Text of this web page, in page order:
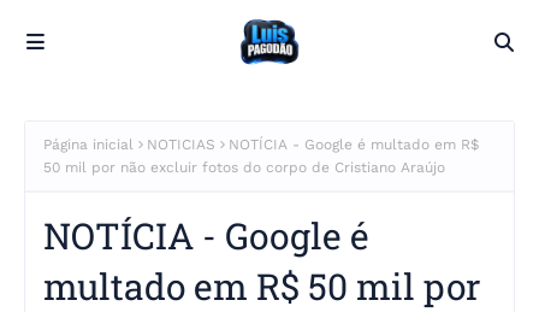
Página inicial NOTICIAS
NOTÍCIA - Google é multado em R$
50 mil por não excluir fotos do corpo de Cristiano Araújo
NOTÍCIA - Google é
multado em R$ 50 mil por